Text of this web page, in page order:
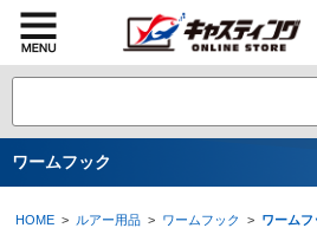
ワームフック
HOME > ルアー用品 > ワームフック > ワームフ